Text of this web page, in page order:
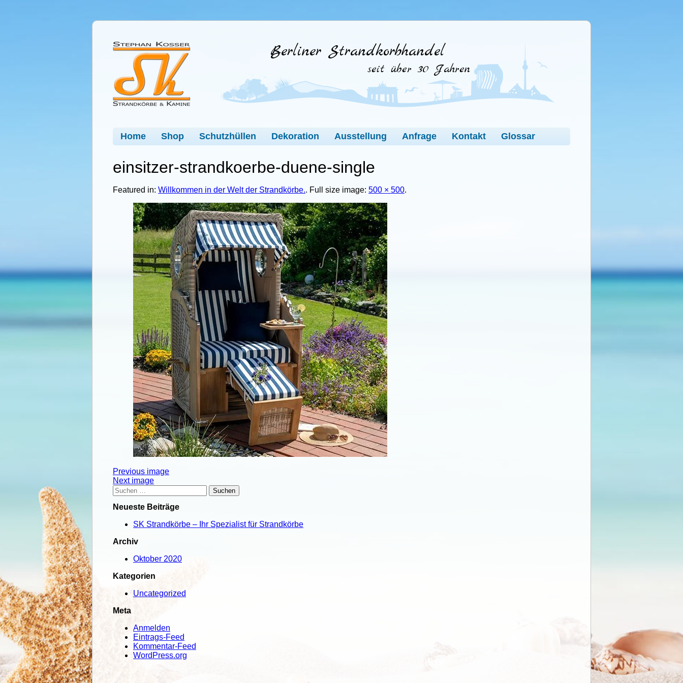
Berliner Strandkorbhandel
seit über 30 Jahren
Home Shop Schutzhüllen Dekoration Ausstellung Anfrage Kontakt Glossar
einsitzer-strandkoerbe-duene-single
Featured in: Willkommen in der Welt der Strandkörbe.. Full size image: 500 × 500.
Attachment
post
navigation
Previous image
Next image
Suchen
nach:
Neueste Beiträge
SK Strandkörbe – Ihr Spezialist für Strandkörbe
Archiv
Oktober 2020
Kategorien
Uncategorized
Meta
Anmelden
Eintrags-Feed
Kommentar-Feed
WordPress.org